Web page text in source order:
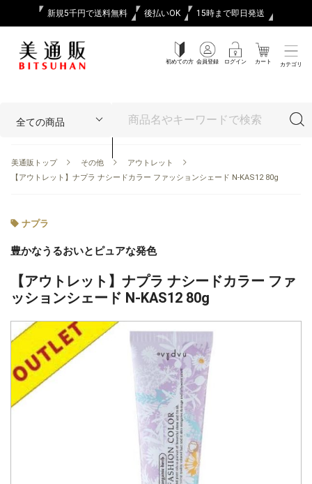
新規5千円で送料無料 後払いOK 15時まで即日発送
初めての方 会員登録 ログイン カート カテゴリ
美通販トップ その他
アウトレット
【アウトレット】ナプラ ナシードカラー ファッションシェード N-KAS12 80g
ナプラ
豊かなうるおいとピュアな発色
【アウトレット】ナプラ ナシードカラー ファ
ッションシェード N-KAS12 80g